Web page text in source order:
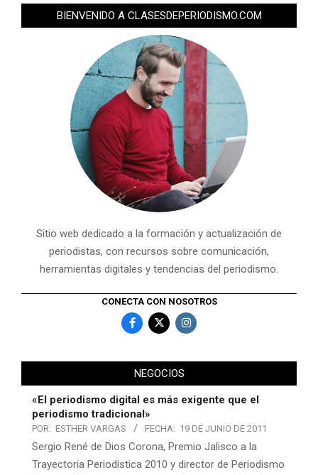
BIENVENIDO A CLASESDEPERIODISMO.COM
Sitio web dedicado a la formación y actualización de
periodistas, con recursos sobre comunicación,
herramientas digitales y tendencias del periodismo.
CONECTA CON NOSOTROS
NEGOCIOS
«El periodismo digital es más exigente que el
periodismo tradicional»
POR: ESTHER VARGAS FECHA: 19 DE JUNIO DE 2011
Sergio René de Dios Corona, Premio Jalisco a la
Trayectoria Periodística 2010 y director de Periodismo